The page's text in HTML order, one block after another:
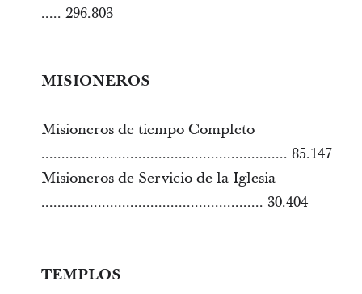
..... 296.803
MISIONEROS
Misioneros de tiempo Completo
............................................................. 85.147
Misioneros de Servicio de la Iglesia
....................................................... 30.404
TEMPLOS